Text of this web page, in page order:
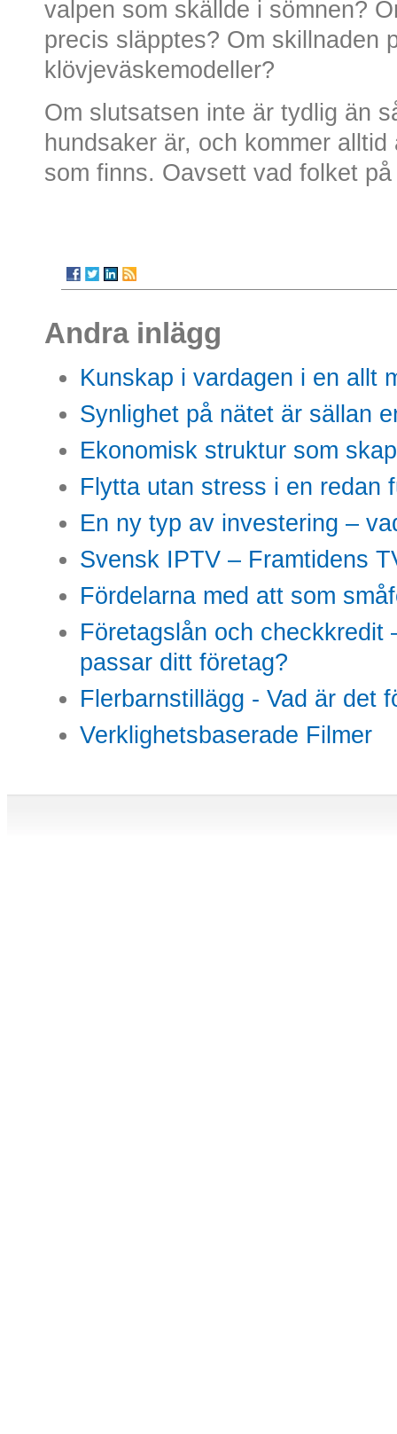
valpen som skällde i sömnen?
precis släpptes? Om skillnaden
klövjeväskemodeller?
Om slutsatsen inte är tydlig än
hundsaker är, och kommer
som finns. Oavsett vad folket
Andra inlägg
Kunskap i vardagen i en allt
Synlighet på nätet är sällan
Ekonomisk struktur som
Flytta utan stress i en redan
En ny typ av investering –
Svensk IPTV – Framtidens
Fördelarna med att som
Företagslån och checkkredit
passar ditt företag?
Flerbarnstillägg - Vad är det
Verklighetsbaserade Filmer